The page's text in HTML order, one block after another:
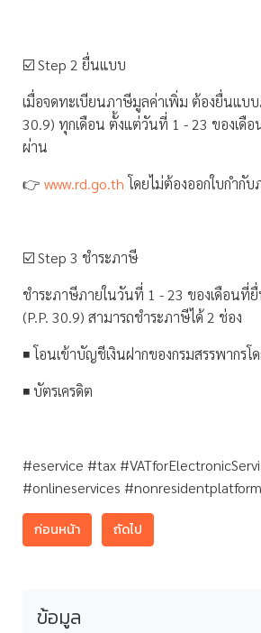
☑️ Step 2 ยื่นแบบ
เมื่อจดทะเบียนภาษีมูลค่าเพิ่ม ต้องยื่นแบ
30.9) ทุกเดือน ตั้งแต่วันที่ 1 - 23 ของเดือ
ผ่าน
👉 www.rd.go.th โดยไม่ต้องออกใบกำกั
☑️ Step 3 ชำระภาษี
ชำระภาษีภายในวันที่ 1 - 23 ของเดือนที่
(P.P. 30.9) สามารถชำระภาษีได้ 2 ช่อง
◾️ โอนเข้าบัญชีเงินฝากของกรมสรรพากรโ
◾️ บัตรเครดิต
‎#eservice #tax
#onlineservices
ก่อนหน้า ถัดไป
ข้อมูล